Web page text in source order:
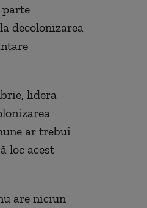
parte
decolonizarea
lidera
ar trebui
loc acest
are niciun